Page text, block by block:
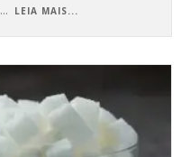
... LEIA MAIS...